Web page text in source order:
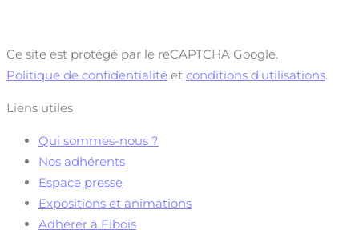
Ce site est protégé par le reCAPTCHA Google.
Politique de confidentialité et conditions d'utilisations.
Liens utiles
Qui sommes-nous ?
Nos adhérents
Espace presse
Expositions et animations
Adhérer à Fibois